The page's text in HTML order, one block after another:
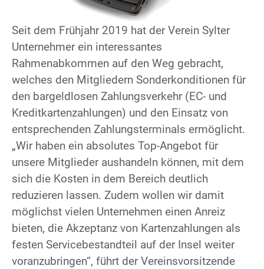
Seit dem Frühjahr 2019 hat der Verein Sylter
Unternehmer ein interessantes
Rahmenabkommen auf den Weg gebracht,
welches den Mitgliedern Sonderkonditionen für
den bargeldlosen Zahlungsverkehr (EC- und
Kreditkartenzahlungen) und den Einsatz von
entsprechenden Zahlungsterminals ermöglicht.
„Wir haben ein absolutes Top-Angebot für
unsere Mitglieder aushandeln können, mit dem
sich die Kosten in dem Bereich deutlich
reduzieren lassen. Zudem wollen wir damit
möglichst vielen Unternehmen einen Anreiz
bieten, die Akzeptanz von Kartenzahlungen als
festen Servicebestandteil auf der Insel weiter
voranzubringen“, führt der Vereinsvorsitzende